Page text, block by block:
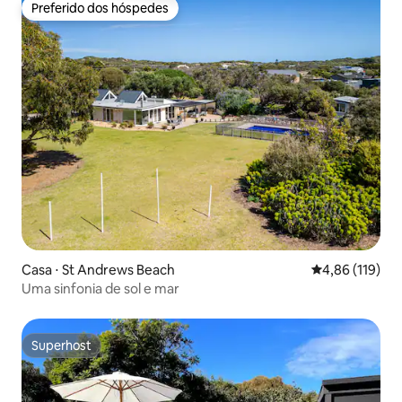
Preferido dos hóspedes
Preferido dos hóspedes
Casa ⋅ St Andrews Beach 4,86 de uma
4,86 (119)
Uma sinfonia de sol e mar
Superhost
Superhost